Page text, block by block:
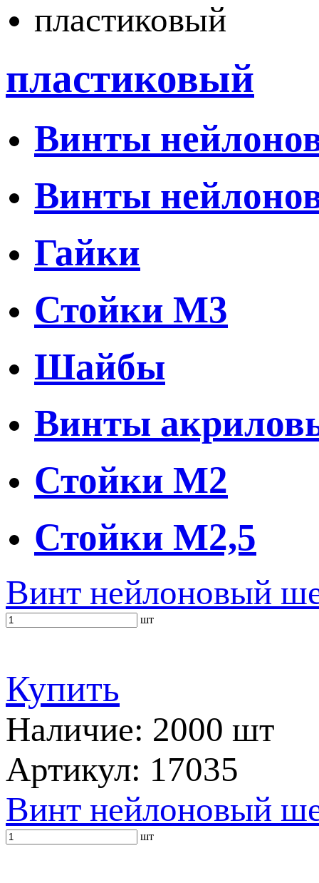
пластиковый
пластиковый
Винты
Винты
Гайки
Стойки M3
Шайбы
Винты
Стойки M2
Стойки M2,5
Винт нейлоновый
шт
Купить
Наличие: 2000 шт
Артикул: 17035
Винт нейлоновый
шт